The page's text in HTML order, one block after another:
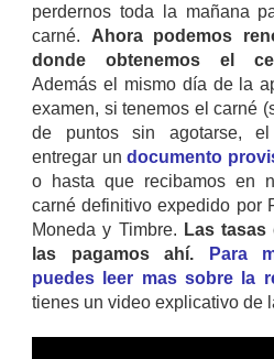
perdernos toda la mañana
carné. Ahora podemos
donde obtenemos el
Además el mismo día de la
examen, si tenemos el carné
de puntos sin agotarse,
entregar un documento
o hasta que recibamos en
carné definitivo expedido por
Moneda y Timbre. Las tasas
las pagamos ahí.
Para
puedes leer mas sobre la
tienes un video explicativo de